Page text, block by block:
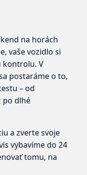
na horách
vaše vozidlo si
kontrolu. V
postaráme o to,
– od
po dlhé
a zverte svoje
vybavíme do 24
tomu, na